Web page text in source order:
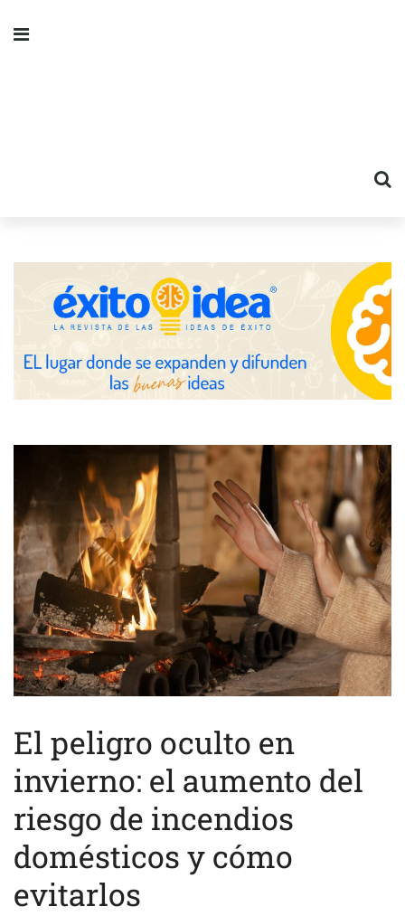
El peligro oculto en
invierno: el aumento del
riesgo de incendios
domésticos y cómo
evitarlos